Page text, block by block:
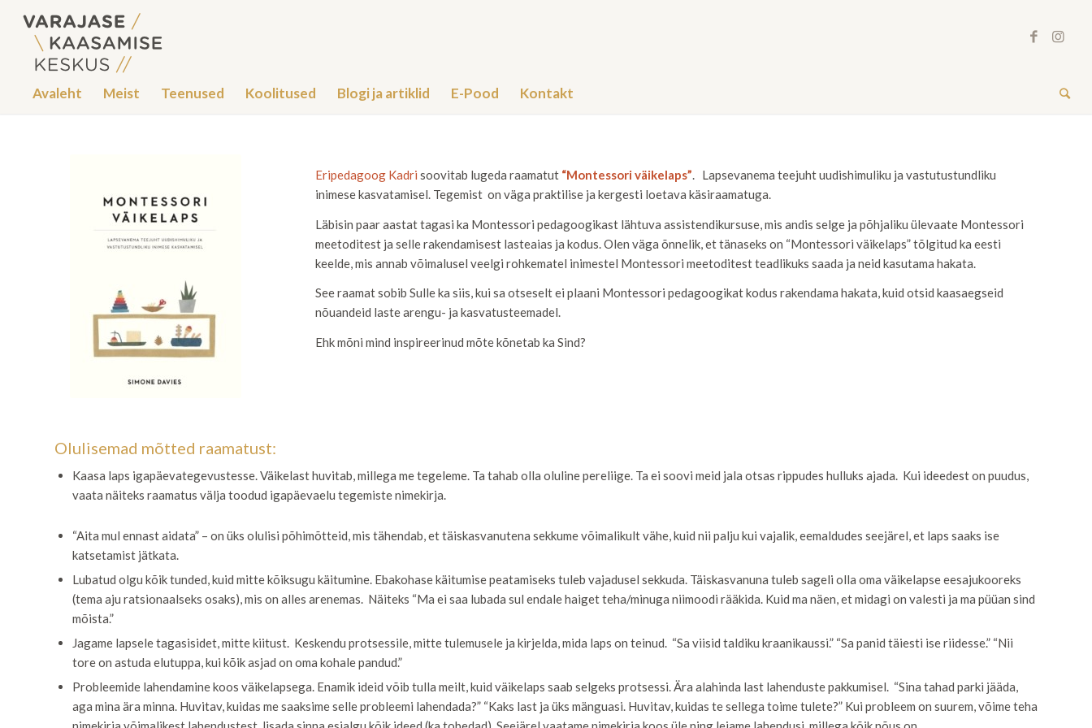
Avaleht Meist Teenused Koolitused Blogi ja artiklid E-Pood Kontakt
Eripedagoog Kadri soovitab lugeda raamatut “Montessori väikelaps”. Lapsevanema teejuht uudishimuliku ja vastutustundliku
inimese kasvatamisel. Tegemist on väga praktilise ja kergesti loetava käsiraamatuga.
Läbisin paar aastat tagasi ka Montessori pedagoogikast lähtuva assistendikursuse, mis andis selge ja põhjaliku ülevaate Montessori
meetoditest ja selle rakendamisest lasteaias ja kodus. Olen väga õnnelik, et tänaseks on “Montessori väikelaps” tõlgitud ka eesti
keelde, mis annab võimalusel veelgi rohkematel inimestel Montessori meetoditest teadlikuks saada ja neid kasutama hakata.
See raamat sobib Sulle ka siis, kui sa otseselt ei plaani Montessori pedagoogikat kodus rakendama hakata, kuid otsid kaasaegseid
nõuandeid laste arengu- ja kasvatusteemadel.
Ehk mõni mind inspireerinud mõte kõnetab ka Sind?
Olulisemad mõtted raamatust:
Kaasa laps igapäevategevustesse. Väikelast huvitab, millega me tegeleme. Ta tahab olla oluline pereliige. Ta ei soovi meid jala otsas rippudes hulluks ajada. Kui ideedest on puudus,
vaata näiteks raamatus välja toodud igapäevaelu tegemiste nimekirja.
“Aita mul ennast aidata” – on üks olulisi põhimõtteid, mis tähendab, et täiskasvanutena sekkume võimalikult vähe, kuid nii palju kui vajalik, eemaldudes seejärel, et laps saaks ise
katsetamist jätkata.
Lubatud olgu kõik tunded, kuid mitte kõiksugu käitumine. Ebakohase käitumise peatamiseks tuleb vajadusel sekkuda. Täiskasvanuna tuleb sageli olla oma väikelapse eesajukooreks
(tema aju ratsionaalseks osaks), mis on alles arenemas. Näiteks “Ma ei saa lubada sul endale haiget teha/minuga niimoodi rääkida. Kuid ma näen, et midagi on valesti ja ma püüan sind
mõista.”
Jagame lapsele tagasisidet, mitte kiitust. Keskendu protsessile, mitte tulemusele ja kirjelda, mida laps on teinud. “Sa viisid taldiku kraanikaussi.” “Sa panid täiesti ise riidesse.” “Nii
tore on astuda elutuppa, kui kõik asjad on oma kohale pandud.”
Probleemide lahendamine koos väikelapsega. Enamik ideid võib tulla meilt, kuid väikelaps saab selgeks protsessi. Ära alahinda last lahenduste pakkumisel. “Sina tahad parki jääda,
aga mina ära minna. Huvitav, kuidas me saaksime selle probleemi lahendada?” “Kaks last ja üks mänguasi. Huvitav, kuidas te sellega toime tulete?” Kui probleem on suurem, võime teha